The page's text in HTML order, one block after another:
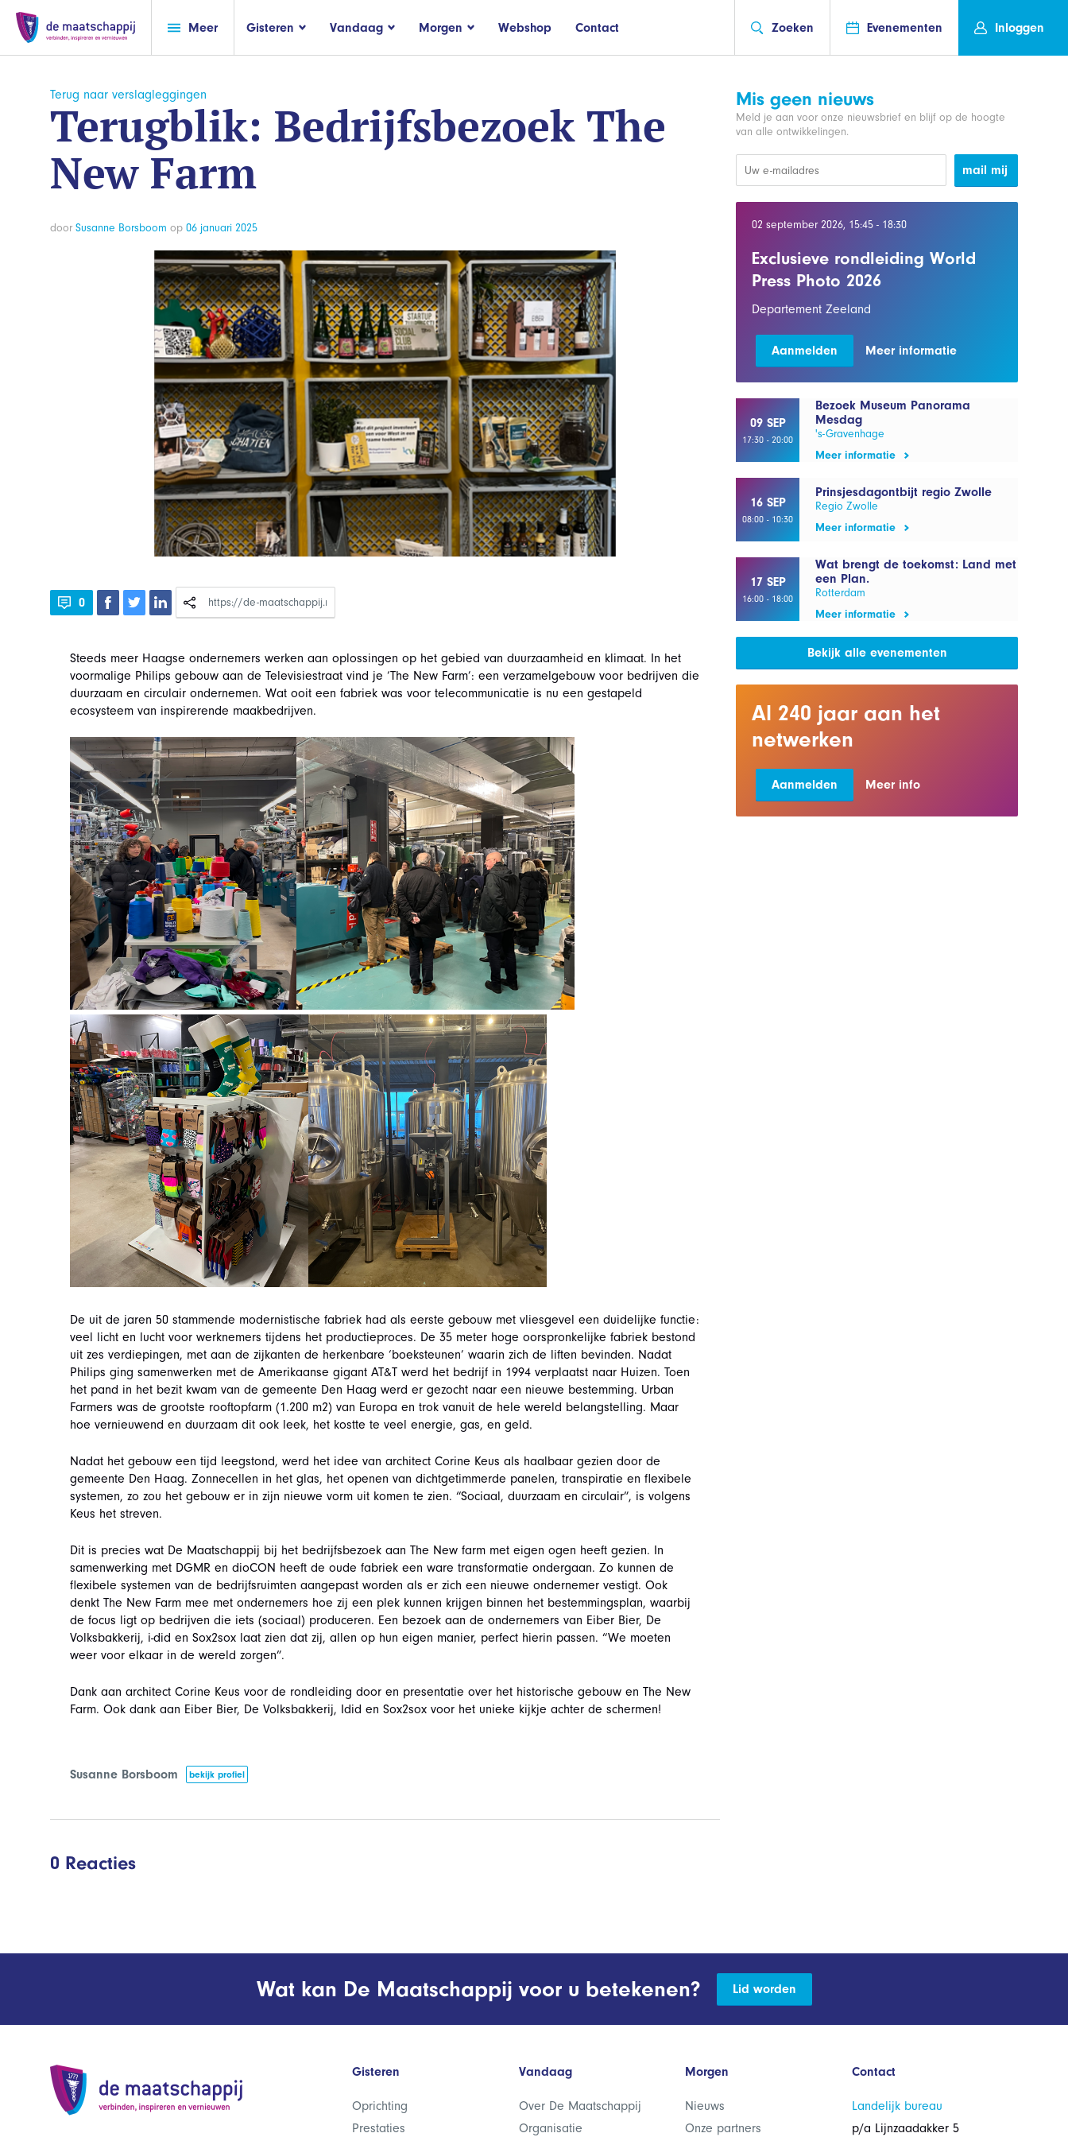
Meer Gisteren Vandaag Morgen Webshop Contact Zoeken Evenementen Inloggen
Terug naar verslagleggingen
Terugblik: Bedrijfsbezoek The
New Farm
door Susanne Borsboom op 06 januari 2025
0
Steeds meer Haagse ondernemers werken aan oplossingen op het gebied van duurzaamheid en klimaat. In het
voormalige Philips gebouw aan de Televisiestraat vind je ‘The New Farm’: een verzamelgebouw voor bedrijven die
duurzaam en circulair ondernemen. Wat ooit een fabriek was voor telecommunicatie is nu een gestapeld
ecosysteem van inspirerende maakbedrijven.
De uit de jaren 50 stammende modernistische fabriek had als eerste gebouw met vliesgevel een duidelijke functie:
veel licht en lucht voor werknemers tijdens het productieproces. De 35 meter hoge oorspronkelijke fabriek bestond
uit zes verdiepingen, met aan de zijkanten de herkenbare ‘boeksteunen’ waarin zich de liften bevinden. Nadat
Philips ging samenwerken met de Amerikaanse gigant AT&T werd het bedrijf in 1994 verplaatst naar Huizen. Toen
het pand in het bezit kwam van de gemeente Den Haag werd er gezocht naar een nieuwe bestemming. Urban
Farmers was de grootste rooftopfarm (1.200 m2) van Europa en trok vanuit de hele wereld belangstelling. Maar
hoe vernieuwend en duurzaam dit ook leek, het kostte te veel energie, gas, en geld.
Nadat het gebouw een tijd leegstond, werd het idee van architect Corine Keus als haalbaar gezien door de
gemeente Den Haag. Zonnecellen in het glas, het openen van dichtgetimmerde panelen, transpiratie en flexibele
systemen, zo zou het gebouw er in zijn nieuwe vorm uit komen te zien. “Sociaal, duurzaam en circulair”, is volgens
Keus het streven.
Dit is precies wat De Maatschappij bij het bedrijfsbezoek aan The New farm met eigen ogen heeft gezien. In
samenwerking met DGMR en dioCON heeft de oude fabriek een ware transformatie ondergaan. Zo kunnen de
flexibele systemen van de bedrijfsruimten aangepast worden als er zich een nieuwe ondernemer vestigt. Ook
denkt The New Farm mee met ondernemers hoe zij een plek kunnen krijgen binnen het bestemmingsplan, waarbij
de focus ligt op bedrijven die iets (sociaal) produceren. Een bezoek aan de ondernemers van Eiber Bier, De
Volksbakkerij, i-did en Sox2sox laat zien dat zij, allen op hun eigen manier, perfect hierin passen. “We moeten
weer voor elkaar in de wereld zorgen”.
Dank aan architect Corine Keus voor de rondleiding door en presentatie over het historische gebouw en The New
Farm. Ook dank aan Eiber Bier, De Volksbakkerij, Idid en Sox2sox voor het unieke kijkje achter de schermen!
Susanne Borsboom bekijk profiel
0 Reacties
Mis geen nieuws
Meld je aan voor onze nieuwsbrief en blijf op de hoogte
van alle ontwikkelingen.
mail mij
02 september 2026, 15:45 - 18:30
Exclusieve rondleiding World
Press Photo 2026
Departement Zeeland
Aanmelden Meer informatie
09 SEP
17:30 - 20:00
Bezoek Museum Panorama
Mesdag
's-Gravenhage
Meer informatie
16 SEP
08:00 - 10:30
Prinsjesdagontbijt regio Zwolle
Regio Zwolle
Meer informatie
17 SEP
16:00 - 18:00
Wat brengt de toekomst: Land met
een Plan.
Rotterdam
Meer informatie
Bekijk alle evenementen
Al 240 jaar aan het
netwerken
Aanmelden Meer info
Wat kan De Maatschappij voor u betekenen? Lid worden
Gisteren
Oprichting
Prestaties
Vandaag
Over De Maatschappij
Organisatie
Morgen
Nieuws
Onze partners
Contact
Landelijk bureau
p/a Lijnzaadakker 5